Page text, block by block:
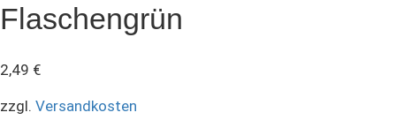
Flaschengrün
2,49 €
zzgl. Versandkosten